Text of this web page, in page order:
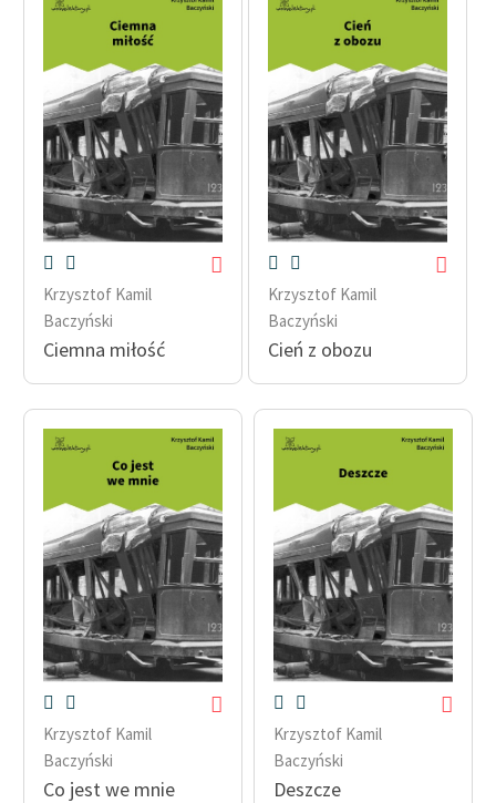
Krzysztof Kamil
Baczyński
Ciemna miłość
Krzysztof Kamil
Baczyński
Cień z obozu
Krzysztof Kamil
Baczyński
Co jest we mnie
Krzysztof Kamil
Baczyński
Deszcze